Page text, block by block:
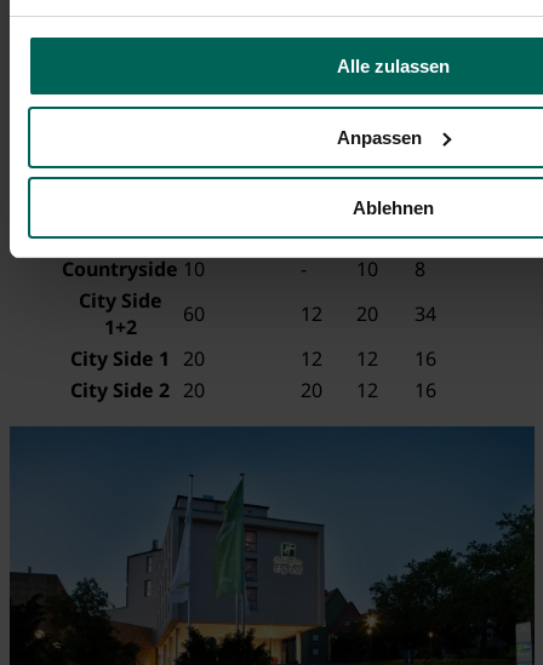
Alle zulassen
Anpassen
Ablehnen
Räumlichkeiten und Kapazitäten
U-
Riverside
40 20 20
25
Countryside 10 - 10
8
City Side
1+2
60 12 20
34
City Side 1
20 12 12
16
City Side 2 20 20 12 16